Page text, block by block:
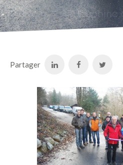
Partager